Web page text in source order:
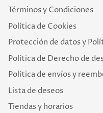
Términos y Condiciones
Política de Cookies
Protección de datos y
Política de Derecho de
Política de envíos y
Lista de deseos
Tiendas y horarios